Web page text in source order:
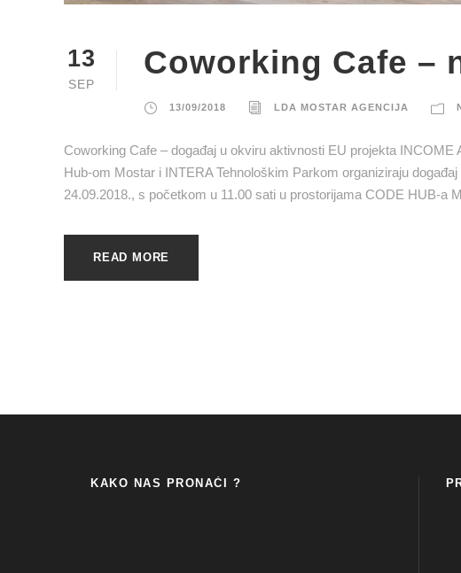
13
SEP
Coworking Cafe –
13/09/2018 LDA MOSTAR AGENCIJA
Coworking Cafe – događaj u okviru aktivnosti EU projekta
Hub-om Mostar i INTERA Tehnološkim Parkom organiziraju
24.09.2018., s početkom u 11.00 sati u prostorijama CODE HUB-a
READ MORE
KAKO NAS PRONAĆI ?